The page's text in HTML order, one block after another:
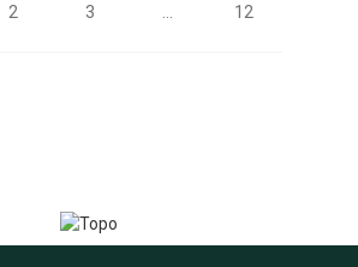
2 3 12